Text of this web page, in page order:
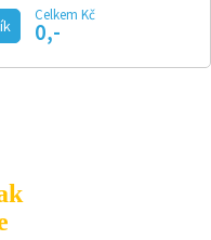
Celkem Kč
0,-
MAGAZÍN